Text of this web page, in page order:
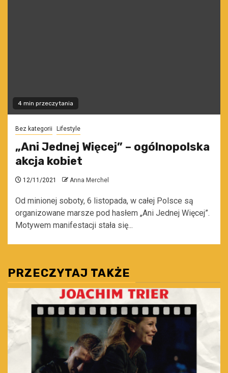
4 min przeczytania
Bez kategorii Lifestyle
„Ani Jednej Więcej” – ogólnopolska
akcja kobiet
12/11/2021 Anna Merchel
Od minionej soboty, 6 listopada, w całej Polsce są
organizowane marsze pod hasłem „Ani Jednej Więcej”.
Motywem manifestacji stała się...
PRZECZYTAJ TAKŻE